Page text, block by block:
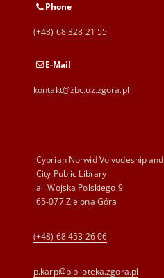
Phone
(+48) 68 328 21 55
E-Mail
kontakt@zbc.uz.zgora.pl
Cyprian Norwid Voivodeship and
City Public Library
al. Wojska Polskiego 9
65-077 Zielona Góra
(+48) 68 453 26 06
p.karp@biblioteka.zgora.pl